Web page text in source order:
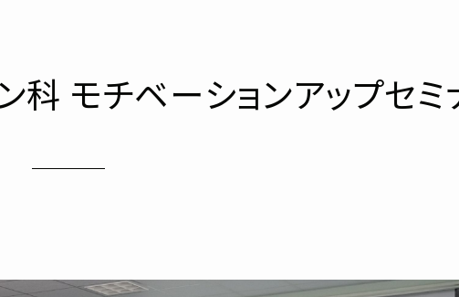
科 モチベーションアップセミ